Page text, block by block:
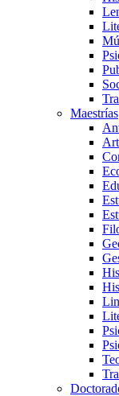
Maestrías